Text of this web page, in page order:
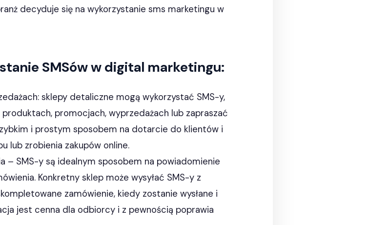
decyduje się na wykorzystanie sms marketingu w
SMSów w digital marketingu:
sklepy detaliczne mogą wykorzystać SMS-y,
promocjach, wyprzedażach lub zapraszać
i prostym sposobem na dotarcie do klientów i
lub zrobienia zakupów online.
– SMS-y są idealnym sposobem na powiadomienie
Konkretny sklep może wysyłać SMS-y z
zamówienie, kiedy zostanie wysłane i
jest cenna dla odbiorcy i z pewnością poprawia